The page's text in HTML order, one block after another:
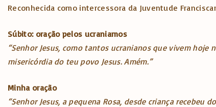
Reconhecida como intercessora da Juventude
Súbito: oração pelos ucraniamos
“Senhor Jesus, como tantos ucranianos que vivem
misericórdia do teu povo Jesus. Amém.”
Minha oração
“Senhor Jesus, a pequena Rosa, desde criança recebeu